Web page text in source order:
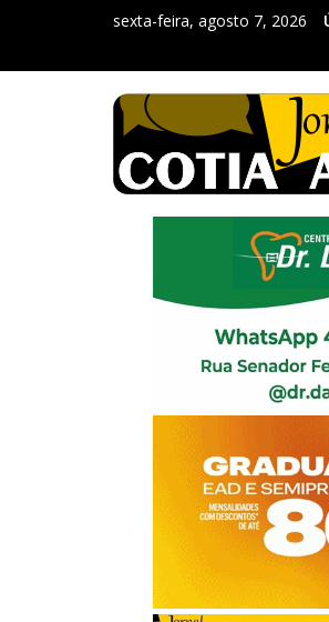
sexta-feira, agosto 7, 2026